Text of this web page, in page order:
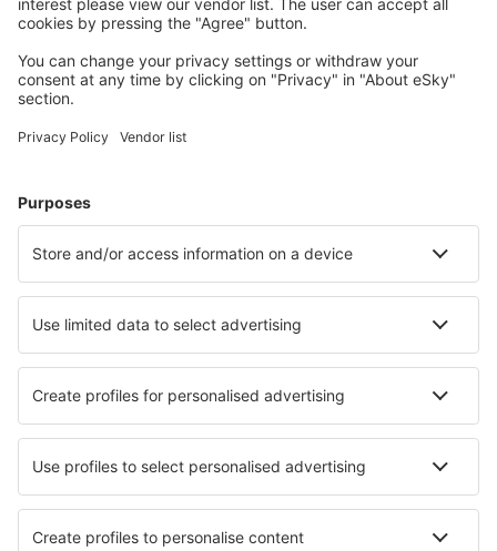
Planlæg din rejse
Billige flybilletter
Storbyferie
Fly+Hotel
Hoteller
Parkering
Lufthavnstransport
Seværdigheder
Sportsbegivenheder
Lær mere
Mobilapp
Flyselskaber
Ryanair